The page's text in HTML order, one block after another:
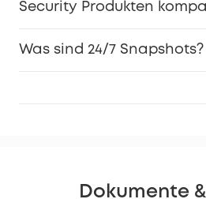
Security Produkten
Was sind 24/7 Snapshots?
Dokumente